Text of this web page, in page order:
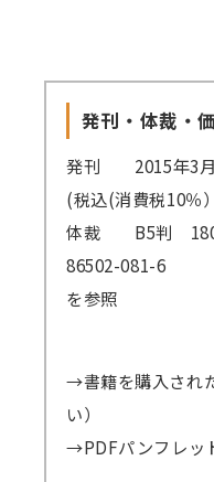
雑誌
「化学物質管理」
セミナーアーカイブ
動画配信・DVD
カテゴリー別
講師派遣
(社内研修)
FAQ/問い合わせ先
お申し込み・振込要領
発刊・体裁・
発刊 2015年3
(税込(消費税10％）
体裁 B5判
86502-081-6
を参照
→書籍を購入され
い）
→PDFパンフレッ